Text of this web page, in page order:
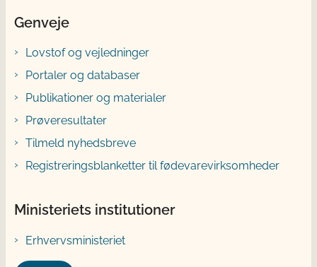
Genveje
Lovstof og vejledninger
Portaler og databaser
Publikationer og materialer
Prøveresultater
Tilmeld nyhedsbreve
Registreringsblanketter til fødevarevirksomheder
Ministeriets institutioner
Erhvervsministeriet